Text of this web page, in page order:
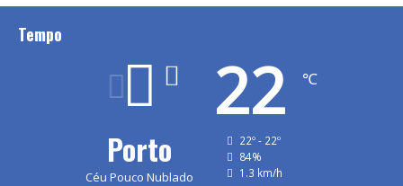
Tempo
Porto
Céu Pouco Nublado
22 ℃
22º - 22º
84%
1.3 km/h